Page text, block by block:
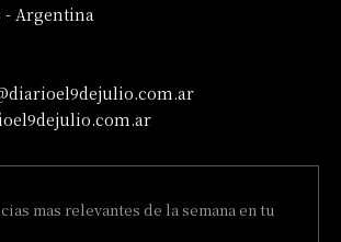
- Argentina
mas relevantes de la semana en tu